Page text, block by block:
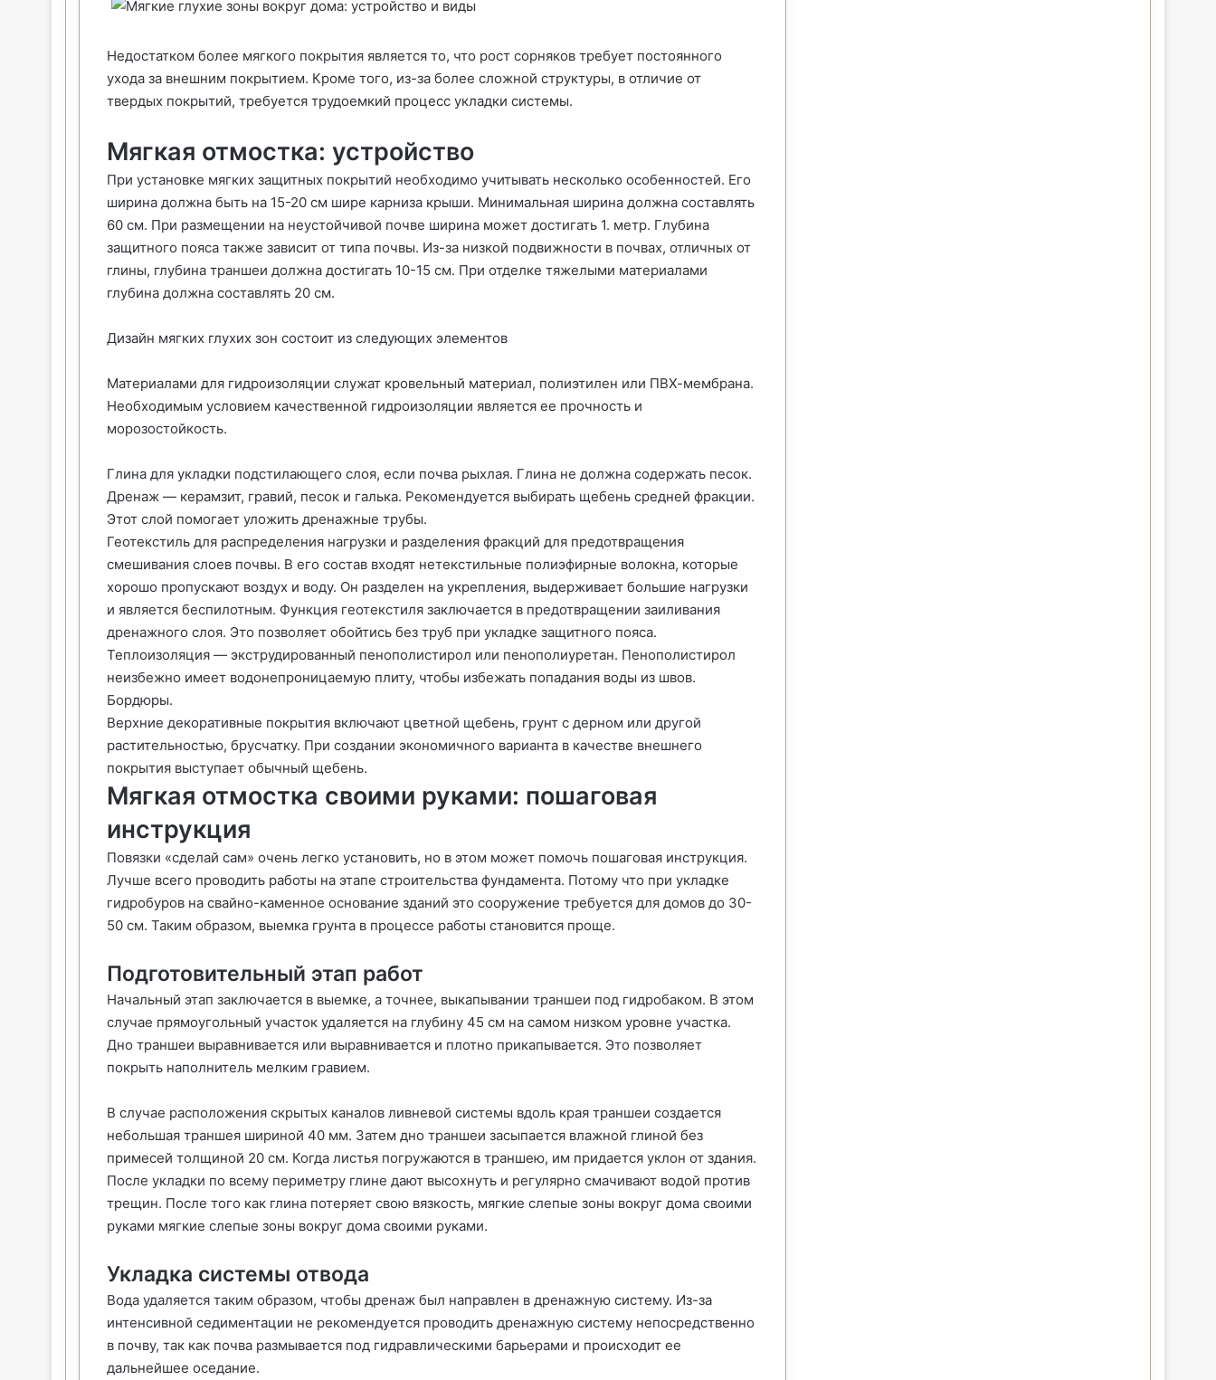
Недостатком более мягкого покрытия является то, что рост сорняков требует постоянного
ухода за внешним покрытием. Кроме того, из-за более сложной структуры, в отличие от
твердых покрытий, требуется трудоемкий процесс укладки системы.
Мягкая отмостка: устройство
При установке мягких защитных покрытий необходимо учитывать несколько особенностей. Его
ширина должна быть на 15-20 см шире карниза крыши. Минимальная ширина должна составлять
60 см. При размещении на неустойчивой почве ширина может достигать 1. метр. Глубина
защитного пояса также зависит от типа почвы. Из-за низкой подвижности в почвах, отличных от
глины, глубина траншеи должна достигать 10-15 см. При отделке тяжелыми материалами
глубина должна составлять 20 см.
Дизайн мягких глухих зон состоит из следующих элементов
Материалами для гидроизоляции служат кровельный материал, полиэтилен или ПВХ-мембрана.
Необходимым условием качественной гидроизоляции является ее прочность и
морозостойкость.
Глина для укладки подстилающего слоя, если почва рыхлая. Глина не должна содержать песок.
Дренаж — керамзит, гравий, песок и галька. Рекомендуется выбирать щебень средней фракции.
Этот слой помогает уложить дренажные трубы.
Геотекстиль для распределения нагрузки и разделения фракций для предотвращения
смешивания слоев почвы. В его состав входят нетекстильные полиэфирные волокна, которые
хорошо пропускают воздух и воду. Он разделен на укрепления, выдерживает большие нагрузки
и является беспилотным. Функция геотекстиля заключается в предотвращении заиливания
дренажного слоя. Это позволяет обойтись без труб при укладке защитного пояса.
Теплоизоляция — экструдированный пенополистирол или пенополиуретан. Пенополистирол
неизбежно имеет водонепроницаемую плиту, чтобы избежать попадания воды из швов.
Бордюры.
Верхние декоративные покрытия включают цветной щебень, грунт с дерном или другой
растительностью, брусчатку. При создании экономичного варианта в качестве внешнего
покрытия выступает обычный щебень.
Мягкая отмостка своими руками: пошаговая
инструкция
Повязки «сделай сам» очень легко установить, но в этом может помочь пошаговая инструкция.
Лучше всего проводить работы на этапе строительства фундамента. Потому что при укладке
гидробуров на свайно-каменное основание зданий это сооружение требуется для домов до 30-
50 см. Таким образом, выемка грунта в процессе работы становится проще.
Подготовительный этап работ
Начальный этап заключается в выемке, а точнее, выкапывании траншеи под гидробаком. В этом
случае прямоугольный участок удаляется на глубину 45 см на самом низком уровне участка.
Дно траншеи выравнивается или выравнивается и плотно прикапывается. Это позволяет
покрыть наполнитель мелким гравием.
В случае расположения скрытых каналов ливневой системы вдоль края траншеи создается
небольшая траншея шириной 40 мм. Затем дно траншеи засыпается влажной глиной без
примесей толщиной 20 см. Когда листья погружаются в траншею, им придается уклон от здания.
После укладки по всему периметру глине дают высохнуть и регулярно смачивают водой против
трещин. После того как глина потеряет свою вязкость, мягкие слепые зоны вокруг дома своими
руками мягкие слепые зоны вокруг дома своими руками.
Укладка системы отвода
Вода удаляется таким образом, чтобы дренаж был направлен в дренажную систему. Из-за
интенсивной седиментации не рекомендуется проводить дренажную систему непосредственно
в почву, так как почва размывается под гидравлическими барьерами и происходит ее
дальнейшее оседание.